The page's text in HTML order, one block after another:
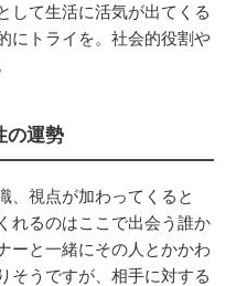
して生活に活気が出てくる
にトライを。社会的役割や
の運勢
、視点が加わってくると
れるのはここで出会う誰か
ーと一緒にその人とかかわ
そうですが、相手に対する